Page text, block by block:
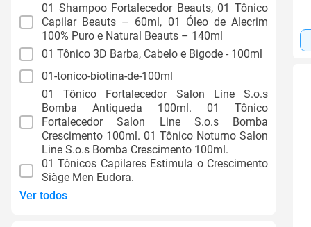
01 Shampoo Fortalecedor Beauts, 01 Tônico
Capilar Beauts – 60ml, 01 Óleo de Alecrim
100% Puro e Natural Beauts – 140ml
01 Tônico 3D Barba, Cabelo e Bigode - 100ml
01-tonico-biotina-de-100ml
01 Tônico Fortalecedor Salon Line S.o.s
Bomba Antiqueda 100ml. 01 Tônico
Fortalecedor Salon Line S.o.s Bomba
Crescimento 100ml. 01 Tônico Noturno Salon
Line S.o.s Bomba Crescimento 100ml.
01 Tônicos Capilares Estimula o Crescimento
Siàge Men Eudora.
Ver todos